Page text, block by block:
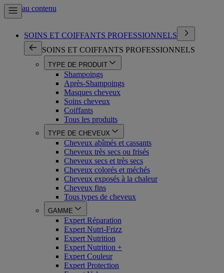
Aller au contenu
SOINS ET COIFFANTS PROFESSIONNELS
SOINS ET COIFFANTS PROFESSIONNELS
TYPE DE PRODUIT
Shampoings
Après-Shampoings
Masques cheveux
Soins cheveux
Coiffants
Tous les produits
TYPE DE CHEVEUX
Cheveux abîmés et cassants
Cheveux très secs ou frisés
Cheveux secs et très secs
Cheveux colorés et méchés
Cheveux exposés à la chaleur
Cheveux fins
Tous types de cheveux
GAMME
Expert Réparation
Expert Nutri-Frizz
Expert Nutrition
Expert Nutrition +
Expert Couleur
Expert Protection